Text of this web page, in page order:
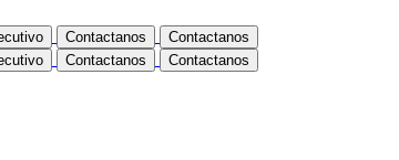
Contactanos
Contactanos
Contactanos Contactanos